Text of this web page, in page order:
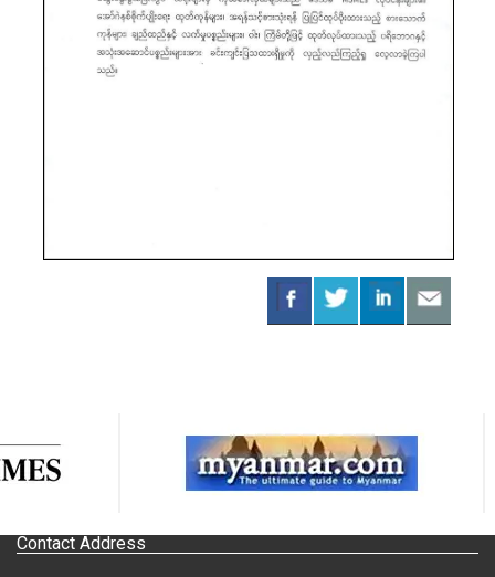
Contact Address